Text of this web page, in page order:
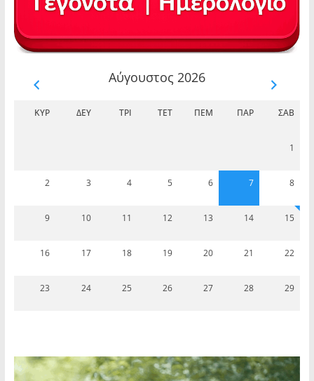
Αύγουστος 2026
ΚΥΡ ΔΕΥ ΤΡΊ ΤΕΤ ΠΈΜ ΠΑΡ ΣΆΒ
1
2 3 4 5 6 7 8
9 10 11 12 13 14 15
16 17 18 19 20 21 22
23 24 25 26 27 28 29